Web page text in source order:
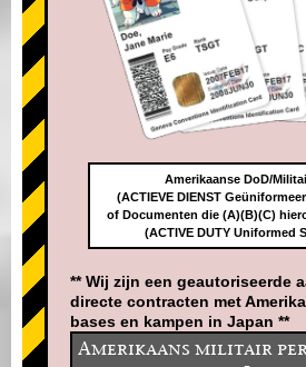
Amerikaanse DoD/
(ACTIEVE DIENST
of Documenten die (A)(B)(C)
(ACTIVE DUTY Uniformed
** Wij zijn een geautoriseerde
directe contracten met
bases en kampen in Japan **
Amerikaans militair